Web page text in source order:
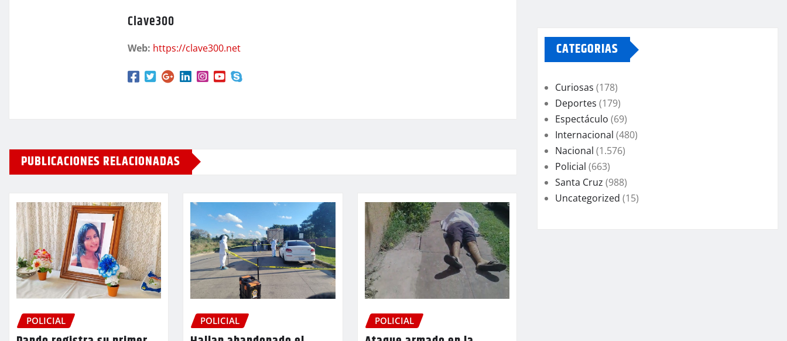
Clave300
Web: https://clave300.net
PUBLICACIONES RELACIONADAS
POLICIAL POLICIAL POLICIAL
CATEGORIAS
Curiosas (178)
Deportes (179)
Espectáculo (69)
Internacional (480)
Nacional (1.576)
Policial (663)
Santa Cruz (988)
Uncategorized (15)